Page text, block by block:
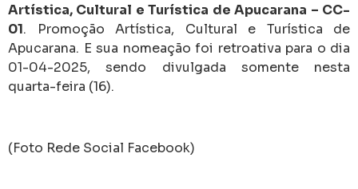
Artística, Cultural e Turística de Apucarana – CC-
01. Promoção Artística, Cultural e Turística de
Apucarana. E sua nomeação foi retroativa para o dia
01-04-2025, sendo divulgada somente nesta
quarta-feira (16).
(Foto Rede Social Facebook)